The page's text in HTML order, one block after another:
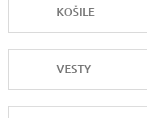
KOŠILE
VESTY